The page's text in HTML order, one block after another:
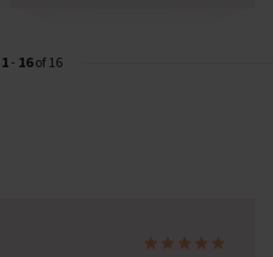
1- 16of 16